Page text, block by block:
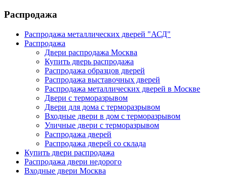
Распродажа
Распродажа металлических дверей "АСД"
Распродажа
Двери распродажа Москва
Купить дверь распродажа
Распродажа образцов дверей
Распродажа выставочных дверей
Распродажа металлических дверей в Москве
Двери с терморазрывом
Двери для дома с терморазрывом
Входные двери в дом с терморазрывом
Уличные двери с терморазрывом
Распродажа дверей
Распродажа дверей со склада
Купить двери распродажа
Распродажа двери недорого
Входные двери Москва